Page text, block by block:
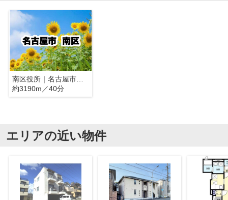
南区役所｜名古屋市南区
約3190m／40分
エリアの近い物件